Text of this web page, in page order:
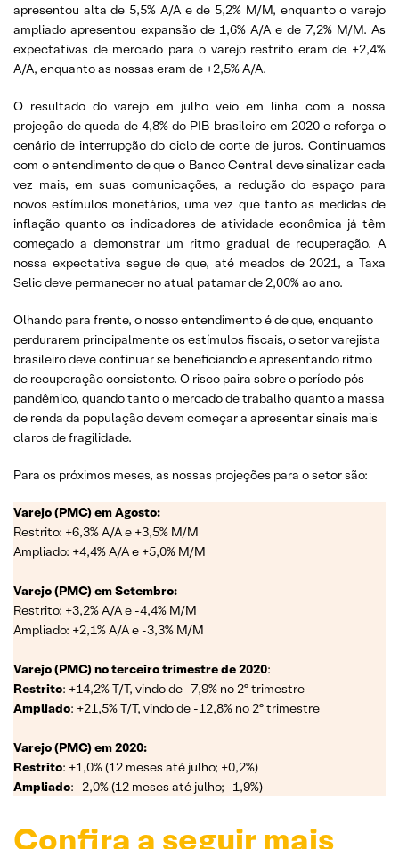
apresentou alta de 5,5% A/A e de 5,2% M/M, enquanto o varejo
ampliado apresentou expansão de 1,6% A/A e de 7,2% M/M. As
expectativas de mercado para o varejo restrito eram de +2,4%
A/A, enquanto as nossas eram de +2,5% A/A.
O resultado do varejo em julho veio em linha com a nossa
projeção de queda de 4,8% do PIB brasileiro em 2020 e reforça o
cenário de interrupção do ciclo de corte de juros. Continuamos
com o entendimento de que o Banco Central deve sinalizar cada
vez mais, em suas comunicações, a redução do espaço para
novos estímulos monetários, uma vez que tanto as medidas de
inflação quanto os indicadores de atividade econômica já têm
começado a demonstrar um ritmo gradual de recuperação. A
nossa expectativa segue de que, até meados de 2021, a Taxa
Selic deve permanecer no atual patamar de 2,00% ao ano.
Olhando para frente, o nosso entendimento é de que, enquanto
perdurarem principalmente os estímulos fiscais, o setor varejista
brasileiro deve continuar se beneficiando e apresentando ritmo
de recuperação consistente. O risco paira sobre o período pós-
pandêmico, quando tanto o mercado de trabalho quanto a massa
de renda da população devem começar a apresentar sinais mais
claros de fragilidade.
Para os próximos meses, as nossas projeções para o setor são:
Varejo (PMC) em Agosto:
Restrito: +6,3% A/A e +3,5% M/M
Ampliado: +4,4% A/A e +5,0% M/M
Varejo (PMC) em Setembro:
Restrito: +3,2% A/A e -4,4% M/M
Ampliado: +2,1% A/A e -3,3% M/M
Varejo (PMC) no terceiro trimestre de 2020:
Restrito: +14,2% T/T, vindo de -7,9% no 2º trimestre
Ampliado: +21,5% T/T, vindo de -12,8% no 2º trimestre
Varejo (PMC) em 2020:
Restrito: +1,0% (12 meses até julho; +0,2%)
Ampliado: -2,0% (12 meses até julho; -1,9%)
Confira a seguir mais